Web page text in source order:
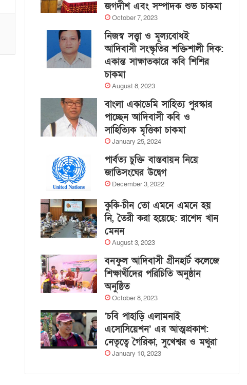
জগদীশ এবং সম্পাদক শুভ চাকমা
October 7, 2023
নিজস্ব সত্ত্বা ও মূল্যবোধই
আদিবাসী সংস্কৃতির শক্তিশালী দিক:
একান্ত সাক্ষাতকারে কবি শিশির
চাকমা
August 8, 2023
বাংলা একাডেমি সাহিত্য পুরস্কার
পাচ্ছেন আদিবাসী কবি ও
সাহিত্যিক মৃত্তিকা চাকমা
January 25, 2024
পার্বত্য চুক্তি বাস্তবায়ন নিয়ে
জাতিসংঘের উদ্বেগ
December 3, 2022
কুকি-চীন তো এমনে এমনে হয়
নি, তৈরী করা হয়েছে: রাশেদ খান
মেনন
August 3, 2023
বনফুল আদিবাসী গ্রীনহার্ট কলেজে
শিক্ষার্থীদের পরিচিতি অনুষ্ঠান
অনুষ্ঠিত
October 8, 2023
‘চবি পাহাড়ি এলামনাই
এসোসিয়েশন’ এর আত্মপ্রকাশ:
নেতৃত্বে গৈরিকা, সুখেশ্বর ও মথুরা
January 10, 2023